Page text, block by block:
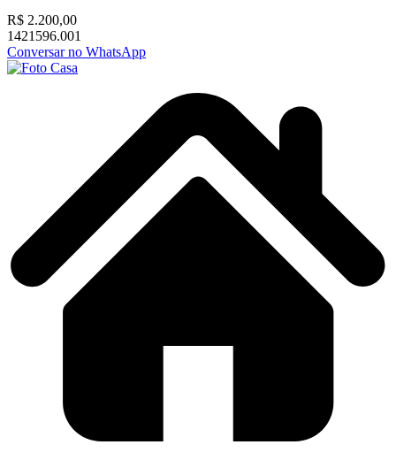
R$ 2.200,00
1421596.001
Conversar no WhatsApp